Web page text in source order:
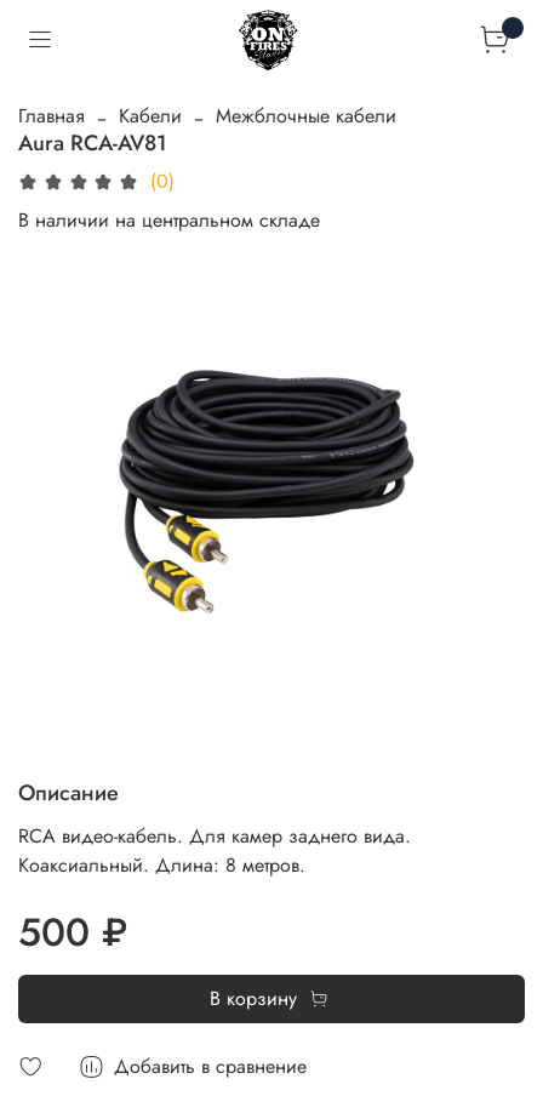
Главная Кабели Межблочные кабели
Aura RCA-AV81
(0)
В наличии на центральном складе
Добавить в сравнение
Описание
RCA видео-кабель. Для камер заднего вида.
Коаксиальный. Длина: 8 метров.
500 ₽
В корзину